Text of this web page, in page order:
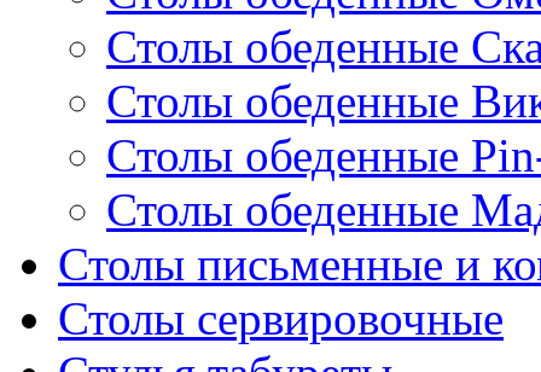
Столы обеденные
Столы обеденные
Столы обеденные
Столы обеденные
Столы письменные и
Столы сервировочные